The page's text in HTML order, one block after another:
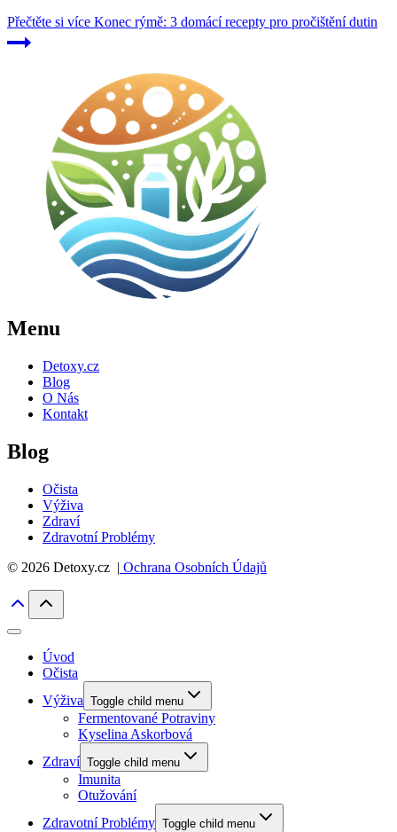
Přečtěte si více Konec rýmě: 3 domácí recepty pro pročištění dutin
Menu
Detoxy.cz
Blog
O Nás
Kontakt
Blog
Očista
Výživa
Zdraví
Zdravotní Problémy
© 2026 Detoxy.cz | Ochrana Osobních Údajů
Úvod
Očista
Výživa Toggle child menu
Fermentované Potraviny
Kyselina Askorbová
Zdraví Toggle child menu
Imunita
Otužování
Zdravotní Problémy Toggle child menu